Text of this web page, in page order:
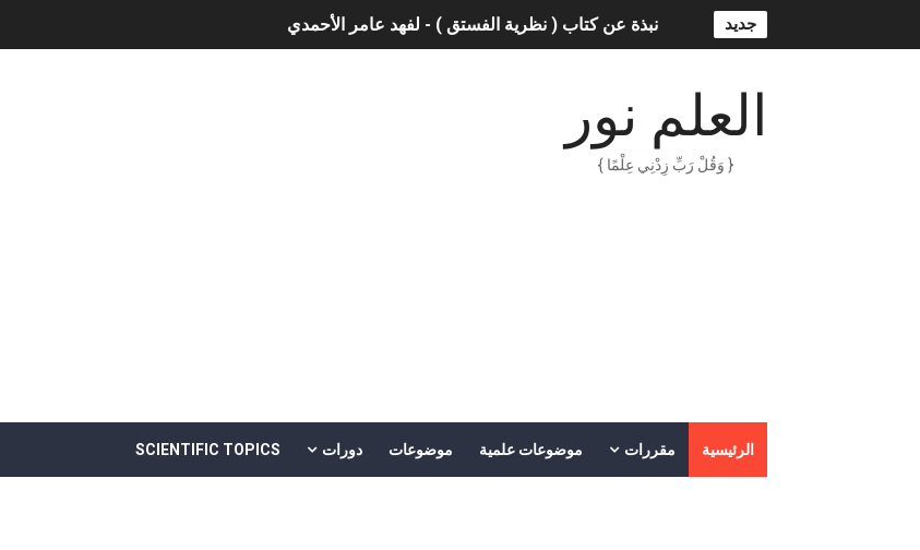
جديد نبذة عن كتاب ( نظرية الفستق ) - لفهد عامر الأحمدي
الهكرز خفايا وأسرار – Binary tree
أناس ملهمون يجب أن تقرأ قصصهم
ORACLE 9i بالعربية – محمد - pdf
الذكاء المالي
العلم نور
{ وَقُلْ رَبِّ زِدْنِي عِلْمًا }
الرئيسية مقررات موضوعات علمية موضوعات دورات SCIENTIFIC TOPICS